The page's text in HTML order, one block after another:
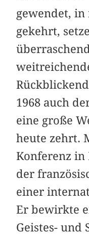
gewendet, in
gekehrt,
1968 auch
eine große
heute zehrt.
Konferenz in
der
einer
Er bewirkte
Geistes- und